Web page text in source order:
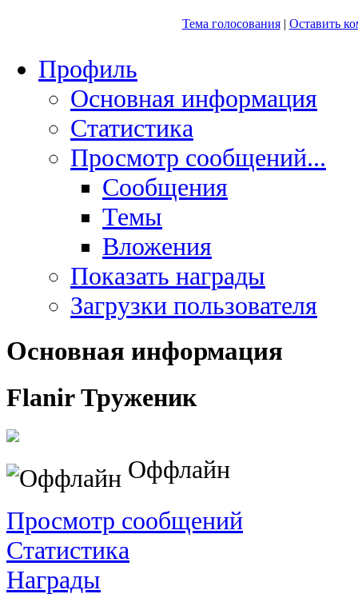
Тема голосования| Оставить
Профиль
Основная информация
Статистика
Просмотр сообщений...
Сообщения
Темы
Вложения
Показать награды
Загрузки пользователя
Основная информация
FlanirТруженик
Оффлайн
Просмотр сообщений
Статистика
Награды